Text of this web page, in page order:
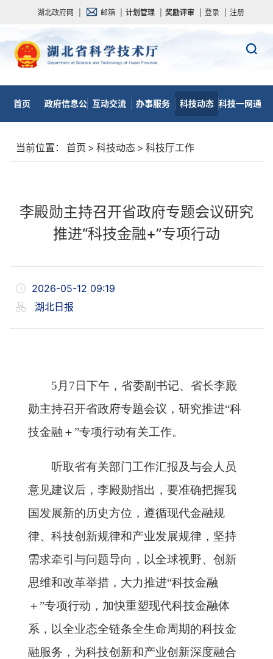
湖北政府网 邮箱 计划管理 奖励评审 登录 注册
首页 政府信息公 互动交流 办事服务 科技动态 科技一网通
当前位置： 首页 > 科技动态 > 科技厅工作
李殿勋主持召开省政府专题会议研究
推进“科技金融+”专项行动
2026-05-12 09:19
湖北日报
5月7日下午，省委副书记、省长李殿
勋主持召开省政府专题会议，研究推进“科
技金融＋”专项行动有关工作。
听取省有关部门工作汇报及与会人员
意见建议后，李殿勋指出，要准确把握我
国发展新的历史方位，遵循现代金融规
律、科技创新规律和产业发展规律，坚持
需求牵引与问题导向，以全球视野、创新
思维和改革举措，大力推进“科技金融
＋”专项行动，加快重塑现代科技金融体
系，以全业态全链条全生命周期的科技金
融服务，为科技创新和产业创新深度融合